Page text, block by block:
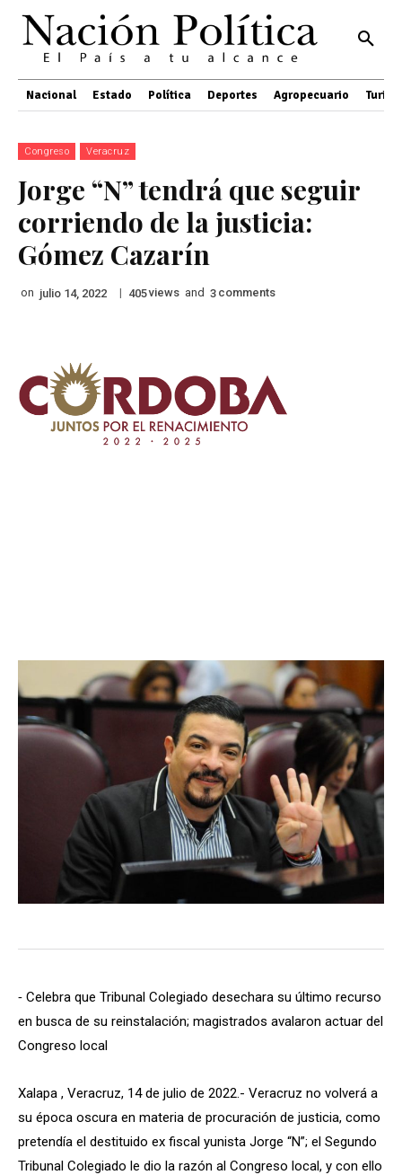
Nacional Estado Política Deportes Agropecuario
Congreso Veracruz
Jorge “N” tendrá que seguir
corriendo de la justicia:
Gómez Cazarín
on julio 14, 2022 | 405views and 3 comments
⁃ Celebra que Tribunal Colegiado desechara su último recurso
en busca de su reinstalación; magistrados avalaron actuar del
Congreso local
Xalapa , Veracruz, 14 de julio de 2022.- Veracruz no volverá a
su época oscura en materia de procuración de justicia, como
pretendía el destituido ex fiscal yunista Jorge “N”; el Segundo
Tribunal Colegiado le dio la razón al Congreso local, y con ello